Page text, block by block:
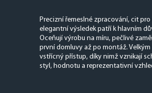
Precizní řemeslné zpracování, cit
elegantní výsledek patří k hlavním
Oceňují výrobu na míru, pečlivé
první domluvy až po montáž.
vstřícný přístup, díky nimž vznikají
styl, hodnotu a reprezentativní